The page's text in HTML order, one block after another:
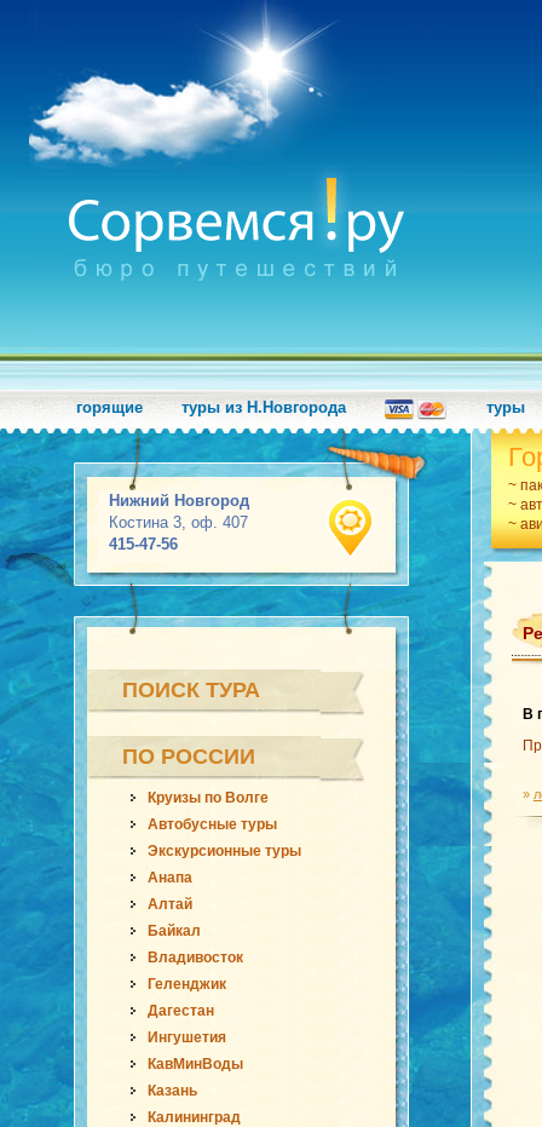
горящие туры из Н.Новгорода туры
Нижний Новгород
Костина 3, оф. 407
415-47-56
~
~
~
ПОИСК ТУРА
ПО РОССИИ
Круизы по Волге
Автобусные туры
Экскурсионные туры
Анапа
Алтай
Байкал
Владивосток
Геленджик
Дагестан
Ингушетия
КавМинВоды
Казань
Калининград
В
»